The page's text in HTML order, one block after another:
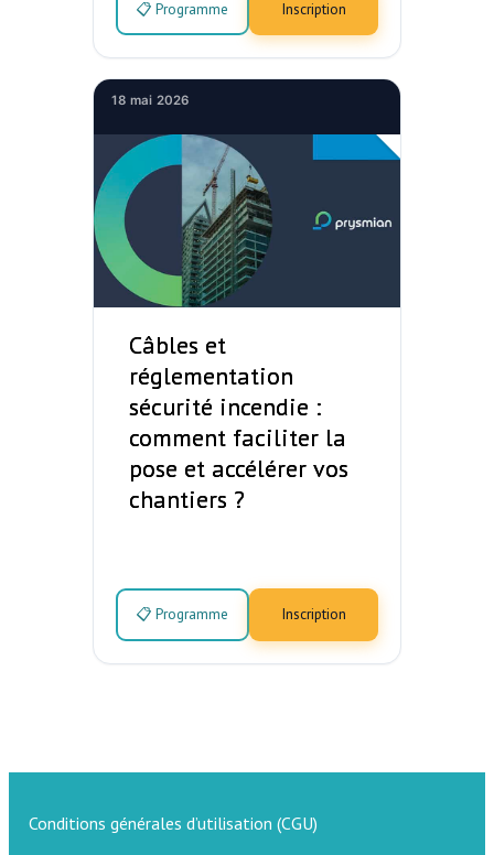
📋 Programme Inscription
18 mai 2026
Câbles et
réglementation
sécurité incendie :
comment faciliter la
pose et accélérer vos
chantiers ?
📋 Programme Inscription
Conditions générales d’utilisation (CGU)